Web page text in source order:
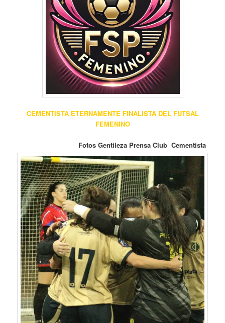
CEMENTISTA ETERNAMENTE FINALISTA DEL FUTSAL
FEMENINO
Fotos Gentileza Prensa Club Cementista